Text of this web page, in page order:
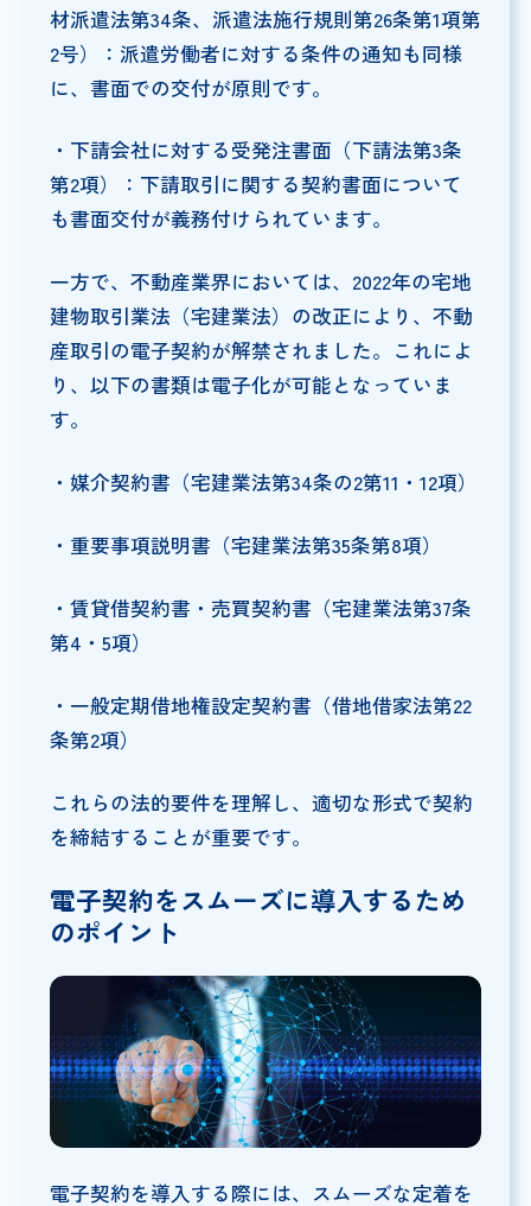
材派遣法第34条、派遣法施行規則第26条第1項第
2号）：派遣労働者に対する条件の通知も同様
に、書面での交付が原則です。
・下請会社に対する受発注書面（下請法第3条
第2項）：下請取引に関する契約書面について
も書面交付が義務付けられています。
一方で、不動産業界においては、2022年の宅地
建物取引業法（宅建業法）の改正により、不動
産取引の電子契約が解禁されました。これによ
り、以下の書類は電子化が可能となっていま
す。
・媒介契約書（宅建業法第34条の2第11・12項）
・重要事項説明書（宅建業法第35条第8項）
・賃貸借契約書・売買契約書（宅建業法第37条
第4・5項）
・一般定期借地権設定契約書（借地借家法第22
条第2項）
これらの法的要件を理解し、適切な形式で契約
を締結することが重要です。
電子契約をスムーズに導入するため
のポイント
電子契約を導入する際には、スムーズな定着を